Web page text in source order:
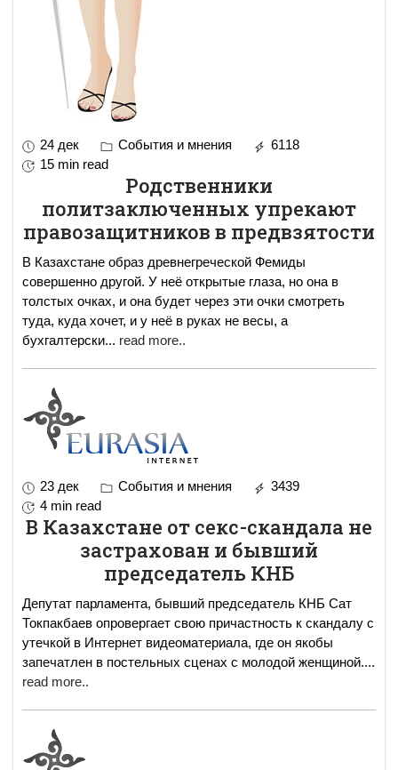
24 дек События и мнения
6118
15 min read
Родственники
политзаключенных упрекают
правозащитников в предвзятости
В Казахстане образ древнегреческой Фемиды
совершенно другой. У неё открытые глаза, но она в
толстых очках, и она будет через эти очки смотреть
туда, куда хочет, и у неё в руках не весы, а
бухгалтерски... read more..
23 дек События и мнения
3439
4 min read
В Казахстане от секс-скандала не
застрахован и бывший
председатель КНБ
Депутат парламента, бывший председатель КНБ Сат
Токпакбаев опровергает свою причастность к скандалу с
утечкой в Интернет видеоматериала, где он якобы
запечатлен в постельных сценах с молодой женщиной....
read more..